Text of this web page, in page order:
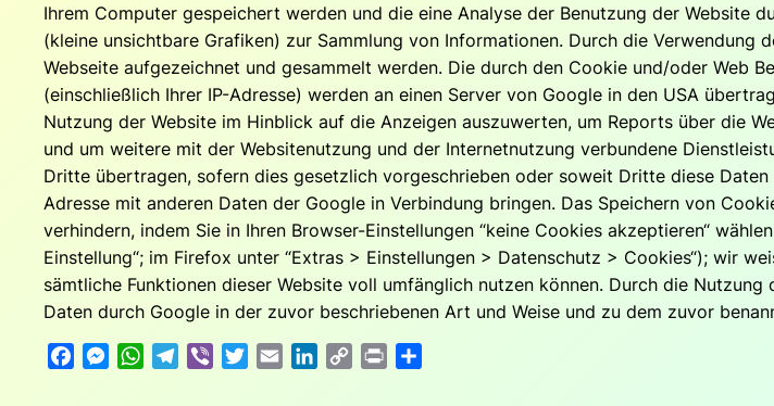
Ihrem Computer gespeichert werden und die eine Analyse der Benutzung der Website
(kleine unsichtbare Grafiken) zur Sammlung von Informationen. Durch die Verwendung
Webseite aufgezeichnet und gesammelt werden. Die durch den Cookie und/oder Web
(einschließlich Ihrer IP-Adresse) werden an einen Server von Google in den USA
Nutzung der Website im Hinblick auf die Anzeigen auszuwerten, um Reports über die
und um weitere mit der Websitenutzung und der Internetnutzung verbundene
Dritte übertragen, sofern dies gesetzlich vorgeschrieben oder soweit Dritte diese
Adresse mit anderen Daten der Google in Verbindung bringen. Das Speichern von
verhindern, indem Sie in Ihren Browser-Einstellungen “keine Cookies akzeptieren“
Einstellung“; im Firefox unter “Extras > Einstellungen > Datenschutz > Cookies“); wir
sämtliche Funktionen dieser Website voll umfänglich nutzen können. Durch die
Daten durch Google in der zuvor beschriebenen Art und Weise und zu dem zuvor
FacebookMessenger
WhatsApp
Telegram
Viber TwitterEmail LinkedIn
Copy Print